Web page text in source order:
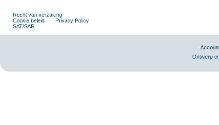
Recht van verzaking
Cookie beleid
Privacy Policy
SAT/SAR
Ontwerp